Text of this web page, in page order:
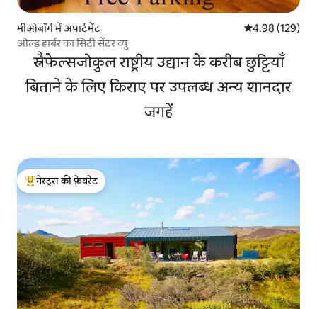
मीओबॉर्ग में अपार्टमेंट औसत रेटिंग 5 में से
4.98 (129)
ओल्ड हार्बर का सिटी सेंटर व्यू
स्नैफेल्सजोकुल राष्ट्रीय उद्यान के करीब छुट्टियाँ
बिताने के लिए किराए पर उपलब्ध अन्य शानदार
जगहें
गेस्ट्स का टॉप फ़ेवरेट
गेस्ट्स की फ़ेवरेट